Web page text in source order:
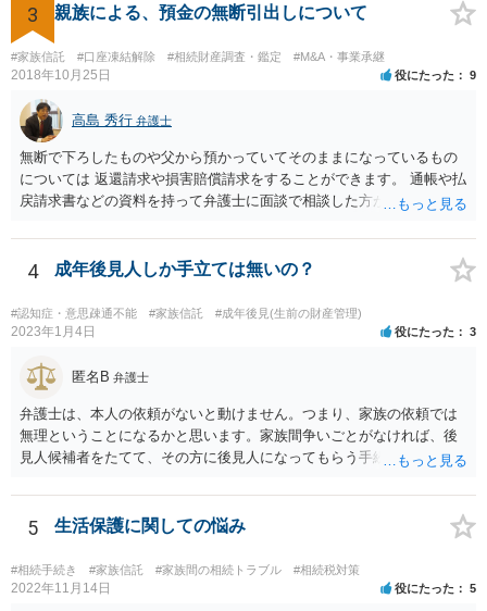
3 親族による、預金の無断引出しについて
#家族信託 #口座凍結解除 #相続財産調査・鑑定 #M&A・事業承継
2018年10月25日 役にたった 9
高島 秀行 弁護士
無断で下ろしたものや父から預かっていてそのままになっているもの
については 返還請求や損害賠償請求をすることができます。 通帳や払
戻請求書などの資料を持って弁護士に面談で相談した方がよいと思い
4 成年後見人しか手立ては無いの？
#認知症・意思疎通不能 #家族信託 #成年後見(生前の財産管理)
2023年1月4日 役にたった 3
匿名B 弁護士
弁護士は、本人の依頼がないと動けません。つまり、家族の依頼では
無理ということになるかと思います。家族間争いごとがなければ、後
見人候補者をたてて、その方に後見人になってもらう手続をすすめた
5 生活保護に関しての悩み
#相続手続き #家族信託 #家族間の相続トラブル #相続税対策
2022年11月14日 役にたった 5